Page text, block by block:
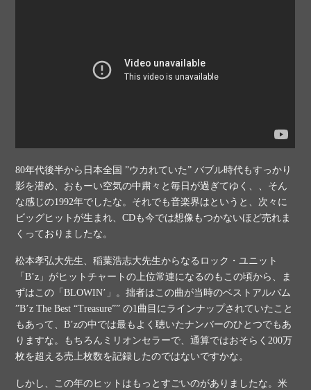
80年代後半から日本全国 ”ウカれていた” バブル時代もすっかり
影を潜め、おもーい空気の中粛々と毎日が過ぎてゆく、、そん
な感じの1992年でしたな。それでも音楽界はというと、次々に
ビッグヒットが生まれ、CDも今では想像もつかないほど売れま
くっておりましたな。
松本孝弘大先生、稲葉浩志大先生からなるロック・ユニット
「B’z」がヒットチャートの上位常連になるのもこの頃から、ま
ずはこの「BLOWIN’」。拙者はこの曲が当時のベストアルバム
”B’z The Best “Treasure”” の1曲目にラインナップされていたこと
もあって、B’zの中では最もよく聴いたナンバーのひとつでもあ
りますな。もちろんミリオンセラーで、通算ではおそらく200万
枚を超える売上枚数を記録したのではないですかな。
しかし、この年のヒットはもっとすごいのがありましたな。米